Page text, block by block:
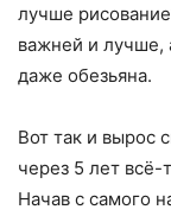
лучше
важней и лучше,
даже обезьяна.
Вот так и вырос
через 5 лет всё-
Начав с самого